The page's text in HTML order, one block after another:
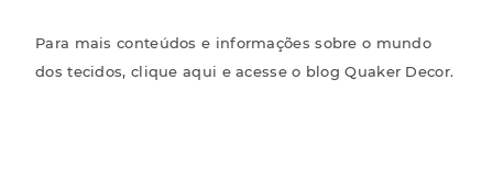
Para mais conteúdos e informações sobre o mundo
dos tecidos, clique aqui e acesse o blog Quaker Decor.